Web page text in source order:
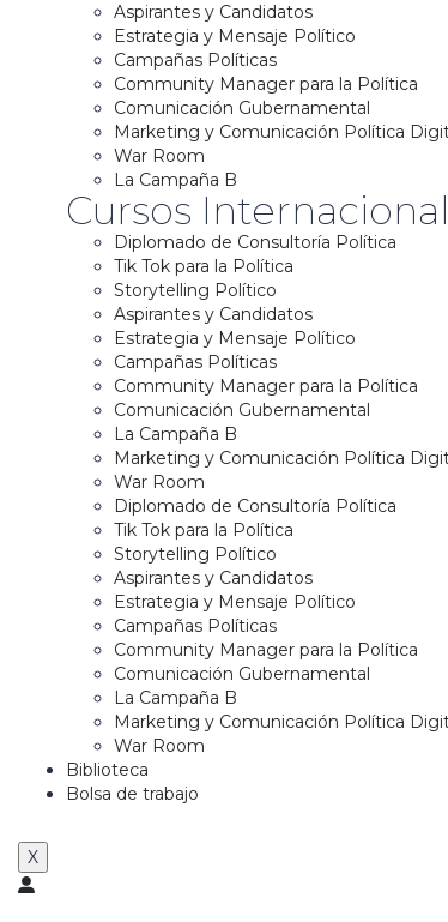
Aspirantes y Candidatos
Estrategia y Mensaje Político
Campañas Políticas
Community Manager para la Política
Comunicación Gubernamental
Marketing y Comunicación Política
War Room
La Campaña B
Cursos
Diplomado de Consultoría Política
Tik Tok para la Política
Storytelling Político
Aspirantes y Candidatos
Estrategia y Mensaje Político
Campañas Políticas
Community Manager para la Política
Comunicación Gubernamental
La Campaña B
Marketing y Comunicación Política
War Room
Diplomado de Consultoría Política
Tik Tok para la Política
Storytelling Político
Aspirantes y Candidatos
Estrategia y Mensaje Político
Campañas Políticas
Community Manager para la Política
Comunicación Gubernamental
La Campaña B
Marketing y Comunicación Política
War Room
Biblioteca
Bolsa de trabajo
X